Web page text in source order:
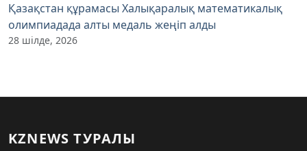
Қазақстан құрамасы Халықаралық математикалық
олимпиадада алты медаль жеңіп алды
28 шілде, 2026
KZNEWS ТУРАЛЫ